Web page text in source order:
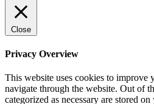
Close
Privacy Overview
This website uses cookies to improve
navigate through the website. Out of
categorized as necessary are stored